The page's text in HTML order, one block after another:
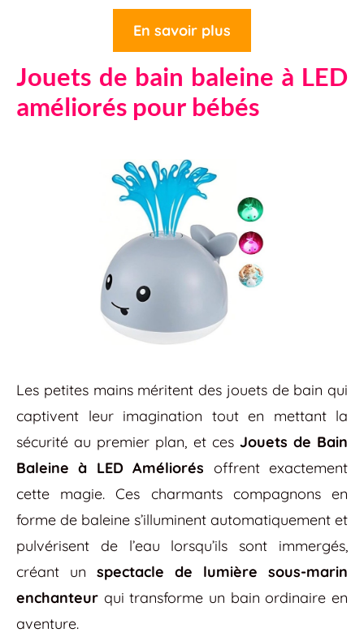
En savoir plus
Jouets de bain baleine à LED
améliorés pour bébés
Les petites mains méritent des jouets de bain qui
captivent leur imagination tout en mettant la
sécurité au premier plan, et ces Jouets de Bain
Baleine à LED Améliorés offrent exactement
cette magie. Ces charmants compagnons en
forme de baleine s’illuminent automatiquement et
pulvérisent de l’eau lorsqu’ils sont immergés,
créant un spectacle de lumière sous-marin
enchanteur qui transforme un bain ordinaire en
aventure.